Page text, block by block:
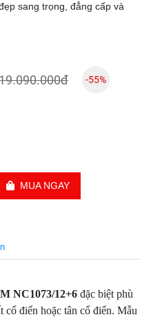
sang trọng, đẳng cấp và
-55%
MUA NGAY
NC1073/12+6 đặc biệt phù
điển hoặc tân cổ điển. Mẫu